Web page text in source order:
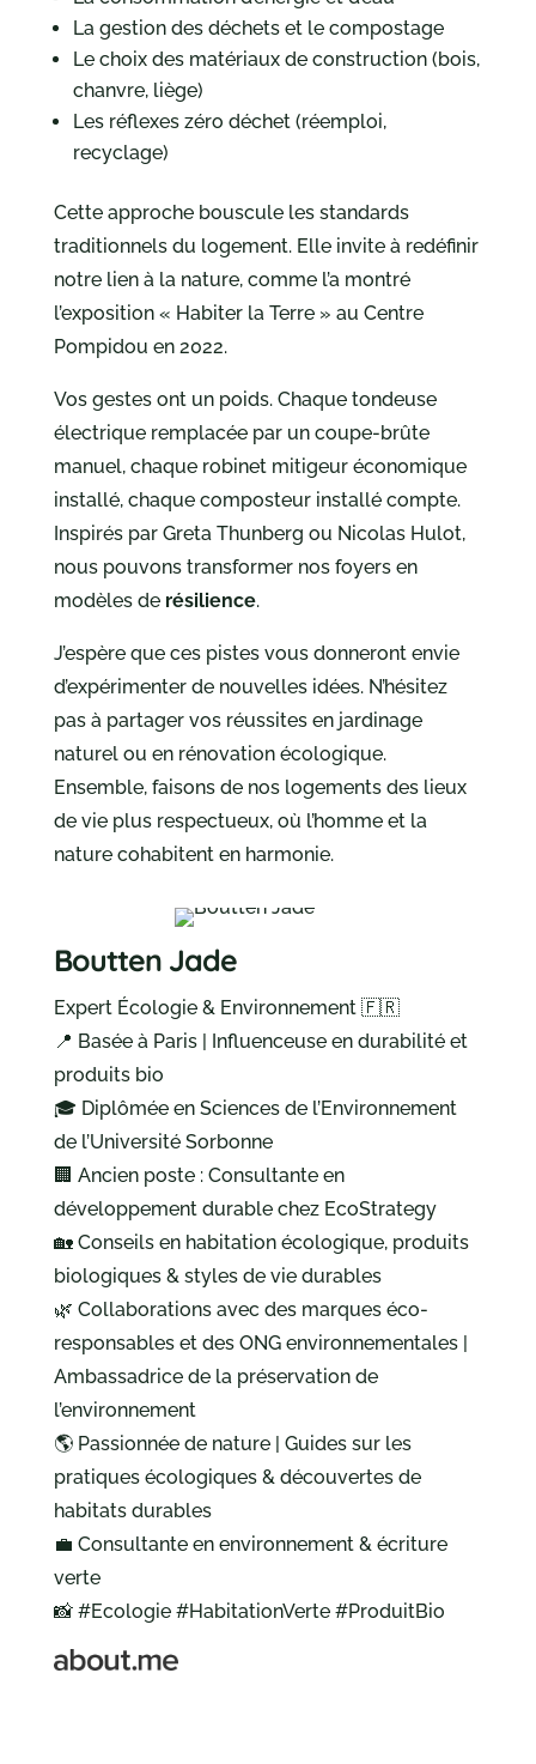
La gestion des déchets et le compostage
Le choix des matériaux de construction (bois,
chanvre, liège)
Les réflexes zéro déchet (réemploi,
recyclage)
Cette approche bouscule les standards
traditionnels du logement. Elle invite à redéfinir
notre lien à la nature, comme l’a montré
l’exposition « Habiter la Terre » au Centre
Pompidou en 2022.
Vos gestes ont un poids. Chaque tondeuse
électrique remplacée par un coupe-brûte
manuel, chaque robinet mitigeur économique
installé, chaque composteur installé compte.
Inspirés par Greta Thunberg ou Nicolas Hulot,
nous pouvons transformer nos foyers en
modèles de résilience.
J’espère que ces pistes vous donneront envie
d’expérimenter de nouvelles idées. N’hésitez
pas à partager vos réussites en jardinage
naturel ou en rénovation écologique.
Ensemble, faisons de nos logements des lieux
de vie plus respectueux, où l’homme et la
nature cohabitent en harmonie.
Boutten Jade
Expert Écologie & Environnement 🇫🇷
📍 Basée à Paris | Influenceuse en durabilité et
produits bio
🎓 Diplômée en Sciences de l’Environnement
de l’Université Sorbonne
🏢 Ancien poste : Consultante en
développement durable chez EcoStrategy
🏡 Conseils en habitation écologique, produits
biologiques & styles de vie durables
🌿 Collaborations avec des marques éco-
responsables et des ONG environnementales |
Ambassadrice de la préservation de
l’environnement
🌎 Passionnée de nature | Guides sur les
pratiques écologiques & découvertes de
habitats durables
💼 Consultante en environnement & écriture
verte
📸 #Ecologie #HabitationVerte #ProduitBio